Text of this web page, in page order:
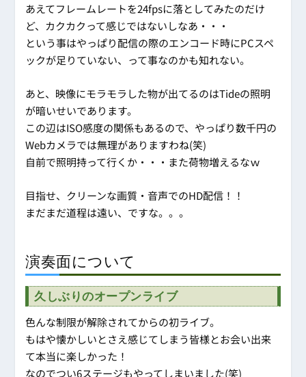
あえてフレームレートを24fpsに落としてみたのだけ
ど、カクカクって感じではないしなあ・・・
という事はやっぱり配信の際のエンコード時にPCスペ
ックが足りていない、って事なのかも知れない。
あと、映像にモラモラした物が出てるのはTideの照明
が暗いせいであります。
この辺はISO感度の関係もあるので、やっぱり数千円の
Webカメラでは無理がありますわね(笑)
自前で照明持って行くか・・・また荷物増えるなｗ
目指せ、クリーンな画質・音声でのHD配信！！
まだまだ道程は遠い、ですな。。。
演奏面について
久しぶりのオープンライブ
色んな制限が解除されてからの初ライブ。
もはや懐かしいとさえ感じてしまう皆様とお会い出来
て本当に楽しかった！
なのでつい6ステージもやってしまいました(笑)